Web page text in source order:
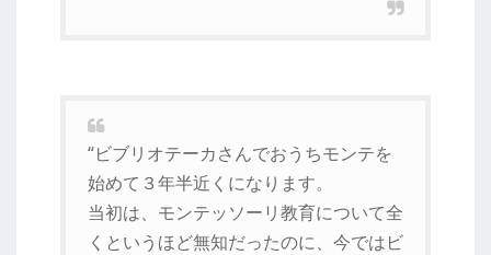
“ビブリオテーカさんでおうちモンテを
始めて３年半近くになります。
当初は、モンテッソーリ教育について全
くというほど無知だったのに、今ではビ